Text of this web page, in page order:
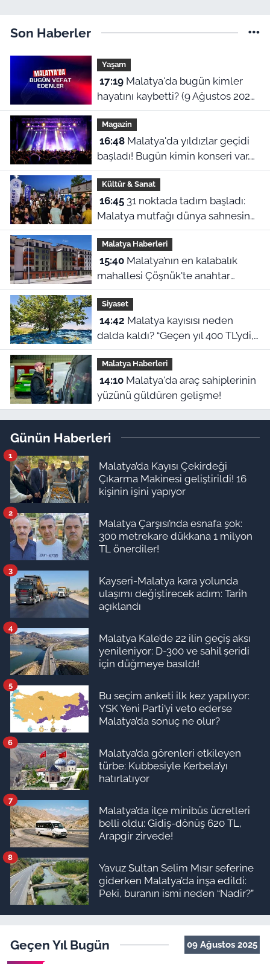
Son Haberler
Yaşam
17:19Malatya'da bugün kimler
hayatını kaybetti? (9 Ağustos 2026
vefat listesi)
Magazin
16:48Malatya'da yıldızlar geçidi
başladı! Bugün kimin konseri var,
Ceza ne zaman geliyor?
Kültür & Sanat
16:4531 noktada tadım başladı:
Malatya mutfağı dünya sahnesine
çıkıyor
Malatya Haberleri
15:40Malatya’nın en kalabalık
mahallesi Çöşnük'te anahtar
teslimi ne zaman?
Siyaset
14:42
dalda kaldı? “Geçen yıl 400 TL’ydi,
bu yıl 230 lira!”
Malatya Haberleri
14:10Malatya'da araç sahiplerinin
yüzünü güldüren gelişme!
Günün Haberleri
Malatya’da Kayısı Çekirdeği
Çıkarma Makinesi geliştirildi! 16
kişinin işini yapıyor
1
Malatya Çarşısı’nda esnafa şok:
300 metrekare dükkana 1 milyon
TL önerdiler!
2
Kayseri-Malatya kara yolunda
ulaşımı değiştirecek adım: Tarih
açıklandı
3
Malatya Kale’de 22 ilin geçiş aksı
yenileniyor: D-300 ve sahil şeridi
için düğmeye basıldı!
4
Bu seçim anketi ilk kez yapılıyor:
YSK Yeni Parti’yi veto ederse
Malatya’da sonuç ne olur?
5
Malatya’da görenleri etkileyen
türbe: Kubbesiyle Kerbela’yı
hatırlatıyor
6
Malatya’da ilçe minibüs ücretleri
belli oldu: Gidiş-dönüş 620 TL,
Arapgir zirvede!
7
Yavuz Sultan Selim Mısır seferine
giderken Malatya’da inşa edildi:
Peki, buranın ismi neden “Nadir?”
8
Geçen Yıl Bugün 09 Ağustos 2025